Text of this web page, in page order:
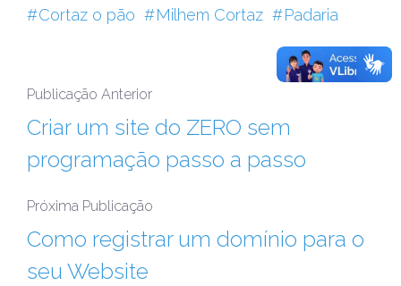
Cortaz o pão Milhem Cortaz Padaria
Publicação Anterior
Criar um site do ZERO sem
programação passo a passo
Próxima Publicação
Como registrar um domínio para o
seu Website